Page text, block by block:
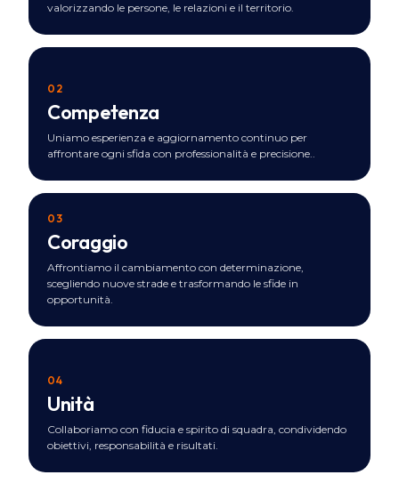
valorizzando le persone, le relazioni e il territorio.
02
Competenza
Uniamo esperienza e aggiornamento continuo per
affrontare ogni sfida con professionalità e precisione..
03
Coraggio
Affrontiamo il cambiamento con determinazione,
scegliendo nuove strade e trasformando le sfide in
opportunità.
04
Unità
Collaboriamo con fiducia e spirito di squadra, condividendo
obiettivi, responsabilità e risultati.